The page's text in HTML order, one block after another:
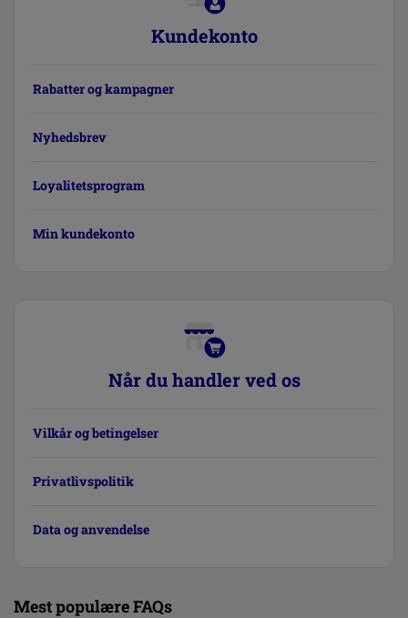
Kundekonto
Rabatter og kampagner
Nyhedsbrev
Loyalitetsprogram
Min kundekonto
Når du handler ved os
Vilkår og betingelser
Privatlivspolitik
Data og anvendelse
Mest populære FAQs